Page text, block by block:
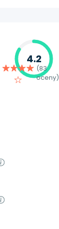
4.2
(83
oceny)